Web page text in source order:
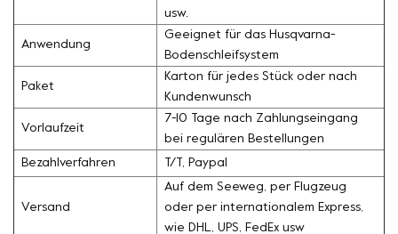
usw.
Anwendung
Geeignet für das Husqvarna-
Bodenschleifsystem
Paket
Karton für jedes Stück oder nach
Kundenwunsch
Vorlaufzeit
7-10 Tage nach Zahlungseingang
bei regulären Bestellungen
Bezahlverfahren T/T, Paypal
Versand
Auf dem Seeweg, per Flugzeug
oder per internationalem Express,
wie DHL, UPS, FedEx usw